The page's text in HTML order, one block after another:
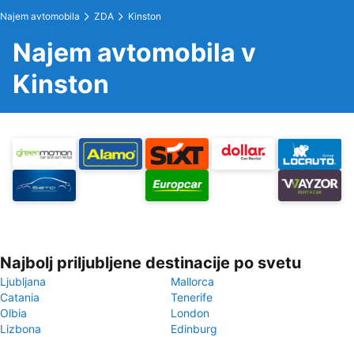
Najem avtomobila ZDA Kinston
Najem avtomobila v
Kinston
Najbolj priljubljene destinacije po svetu
Ljubljana
Mallorca
Catania
Tenerife
Olbia
London
Lizbona
Edinburg